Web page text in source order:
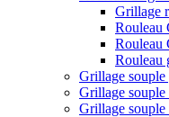
Grillage
Rouleau
Rouleau
Rouleau
Grillage souple
Grillage souple
Grillage souple